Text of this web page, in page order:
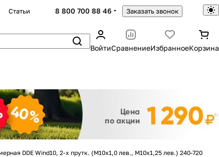
Статьи 8 800 700 88 46 Заказать звонок
ВойтиСравнениеИзбранноеКорзина
DDE Wind10, 2-х прутк. (М10х1,0 лев., М10х1,25 лев.) 240-720